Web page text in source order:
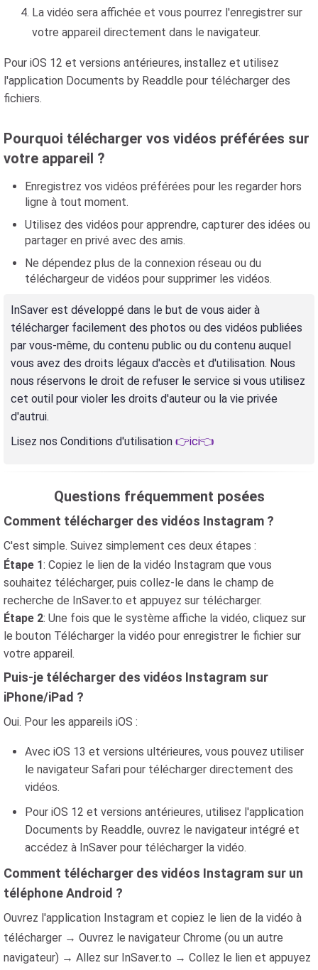
La vidéo sera affichée et vous pourrez l'enregistrer sur
votre appareil directement dans le navigateur.
Pour iOS 12 et versions antérieures, installez et utilisez
l'application Documents by Readdle pour télécharger des
fichiers.
Pourquoi télécharger vos vidéos préférées sur
votre appareil ?
Enregistrez vos vidéos préférées pour les regarder hors
ligne à tout moment.
Utilisez des vidéos pour apprendre, capturer des idées ou
partager en privé avec des amis.
Ne dépendez plus de la connexion réseau ou du
téléchargeur de vidéos pour supprimer les vidéos.
InSaver est développé dans le but de vous aider à
télécharger facilement des photos ou des vidéos publiées
par vous-même, du contenu public ou du contenu auquel
vous avez des droits légaux d'accès et d'utilisation. Nous
nous réservons le droit de refuser le service si vous utilisez
cet outil pour violer les droits d'auteur ou la vie privée
d'autrui.
Lisez nos Conditions d'utilisation 👉ici👈
Questions fréquemment posées
Comment télécharger des vidéos Instagram ?
C'est simple. Suivez simplement ces deux étapes :
Étape 1: Copiez le lien de la vidéo Instagram que vous
souhaitez télécharger, puis collez-le dans le champ de
recherche de InSaver.to et appuyez sur télécharger.
Étape 2: Une fois que le système affiche la vidéo, cliquez sur
le bouton Télécharger la vidéo pour enregistrer le fichier sur
votre appareil.
Puis-je télécharger des vidéos Instagram sur
iPhone/iPad ?
Oui. Pour les appareils iOS :
Avec iOS 13 et versions ultérieures, vous pouvez utiliser
le navigateur Safari pour télécharger directement des
vidéos.
Pour iOS 12 et versions antérieures, utilisez l'application
Documents by Readdle, ouvrez le navigateur intégré et
accédez à InSaver pour télécharger la vidéo.
Comment télécharger des vidéos Instagram sur un
téléphone Android ?
Ouvrez l'application Instagram et copiez le lien de la vidéo à
télécharger → Ouvrez le navigateur Chrome (ou un autre
navigateur) → Allez sur InSaver.to → Collez le lien et appuyez